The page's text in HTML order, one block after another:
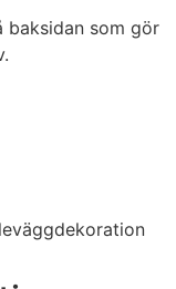
baksidan som gör